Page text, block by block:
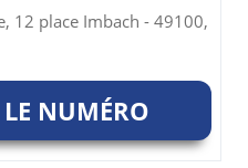
12 place Imbach - 49100,
NUMÉRO